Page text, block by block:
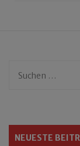
Suchen
NEUESTE